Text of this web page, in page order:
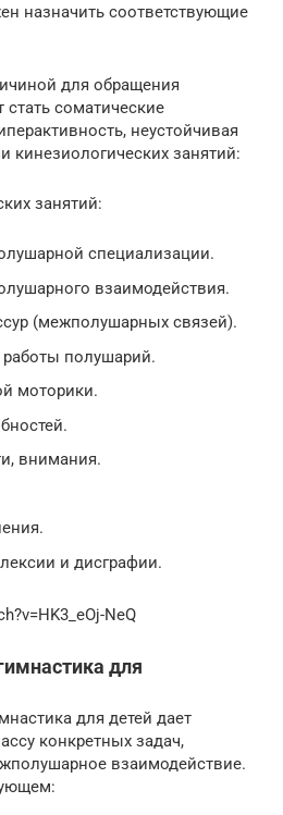
назначить соответствующие
для обращения
стать соматические
неустойчивая
кинезиологических занятий:
занятий:
специализации.
взаимодействия.
(межполушарных связей).
полушарий.
моторики.
внимания.
и дисграфии.
NeQ
для
для детей дает
конкретных задач,
взаимодействие.